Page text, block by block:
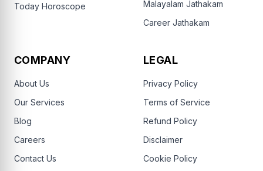
Today Horoscope
Malayalam Jathakam
Career Jathakam
COMPANY
About Us
Our Services
Blog
Careers
Contact Us
LEGAL
Privacy Policy
Terms of Service
Refund Policy
Disclaimer
Cookie Policy